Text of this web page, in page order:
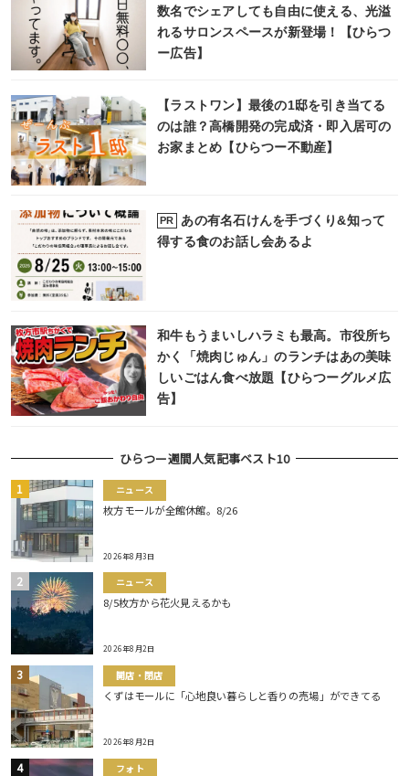
数名でシェアしても自由に使える、光溢
れるサロンスペースが新登場！【ひらつ
ー広告】
【ラストワン】最後の1邸を引き当てる
のは誰？高橋開発の完成済・即入居可の
お家まとめ【ひらつー不動産】
PR
あの有名石けんを手づくり&知って
得する食のお話し会あるよ
和牛もうまいしハラミも最高。市役所ち
かく「焼肉じゅん」のランチはあの美味
しいごはん食べ放題【ひらつーグルメ広
告】
ひらつー週間人気記事ベスト10
ニュース
枚方モールが全館休館。8/26
2026年8月3日
ニュース
8/5枚方から花火見えるかも
2026年8月2日
開店・閉店
くずはモールに「心地良い暮らしと香りの売場」ができてる
2026年8月2日
フォト